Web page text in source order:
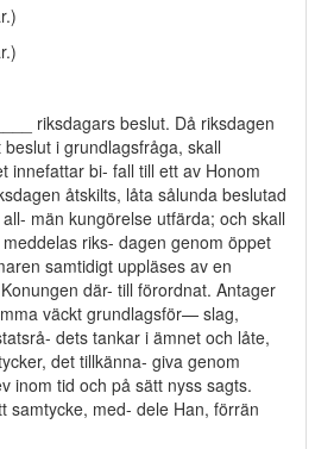
riksdagars beslut. Då riksdagen
i grundlagsfråga, skall
innefattar bi- fall till ett av Honom
åtskilts, låta sålunda beslutad
män kungörelse utfärda; och skall
riks- dagen genom öppet
samtidigt uppläses av en
där- till förordnat. Antager
väckt grundlagsför— slag,
dets tankar i ämnet och låte,
det tillkänna- giva genom
inom tid och på sätt nyss sagts.
samtycke, med- dele Han, förrän